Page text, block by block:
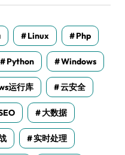
Linux Php
Python Windows
运行库 云安全
大数据
实时处理